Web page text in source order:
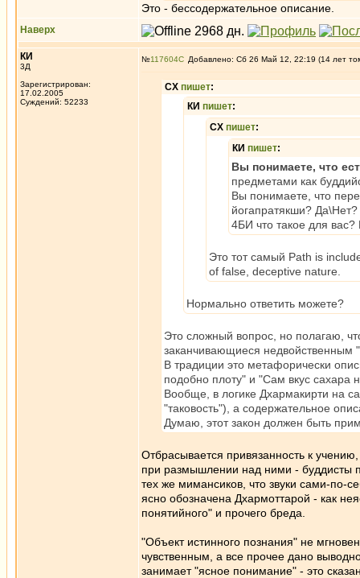
Это - бессодержательное описание.
Наверх
КИ
3Д
Зарегистрирован:
17.02.2005
Суждений: 52233
№117604 Добавлено: Сб 26 Май 12, 22:19 (14 лет
СХ пишет:
КИ пишет:
СХ пишет:
КИ пишет:
Вы понимаете, что
предметами как
Вы понимаете, что
йогапратякши? Да\Нет?
4БИ что такое для
Это тот самый Path is
of false, deceptive nature.
Нормально ответить можете?
Это сложный вопрос, но полагаю,
заканчивающиеся недвойственным
В традиции это метафорически
подобно плоту" и "Сам вкус сахара
Вообще, в логике Дхармакирти на
"таковость"), а содержательное
Думаю, этот закон должен быть
Отбрасывается привязанность к
при размышлении над ними - буддисты
тех же мимансиков, что звуки сами-по-
ясно обозначена Дхармоттарой - как
понятийного" и прочего бреда.
"Объект истинного познания" не
чувственным, а все прочее дано
занимает "ясное понимание" - это